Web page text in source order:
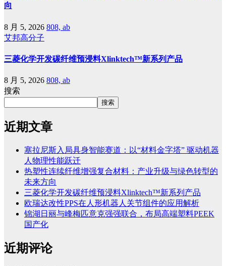
向
8 月 5, 2026 808, ab
艾邦高分子
三菱化学开发碳纤维预浸料Xlinktech™新系列产品
8 月 5, 2026 808, ab
搜索
搜索
近期文章
塞拉尼斯入局具身智能赛道：以“材料金字塔” 驱动机器
人物理性能跃迁
热塑性连续纤维增强复合材料：产业升级与绿色转型的
未来方向
三菱化学开发碳纤维预浸料Xlinktech™新系列产品
欧瑞达改性PPS在人形机器人关节组件的应用解析
锦湖日丽与峰梅匹意克强强联合，布局高端塑料PEEK
国产化
近期评论